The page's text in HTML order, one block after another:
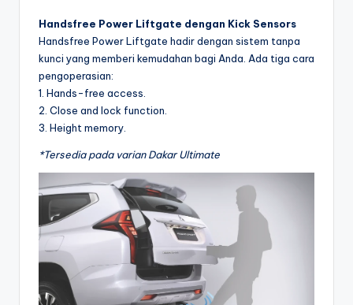
Handsfree Power Liftgate dengan Kick Sensors
Handsfree Power Liftgate hadir dengan sistem tanpa
kunci yang memberi kemudahan bagi Anda. Ada tiga cara
pengoperasian:
1. Hands-free access.
2. Close and lock function.
3. Height memory.
*Tersedia pada varian Dakar Ultimate